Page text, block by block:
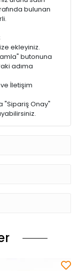
bulunan
ekleyiniz.
butonuna
adıma
İletişim
"Sipariş Onay"